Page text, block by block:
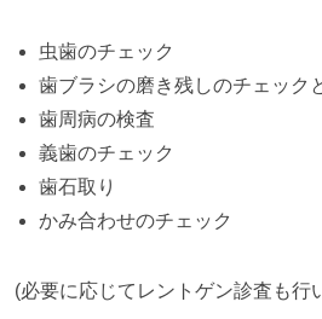
虫歯のチェック
歯ブラシの磨き残しのチェック
歯周病の検査
義歯のチェック
歯石取り
かみ合わせのチェック
(必要に応じてレントゲン診査も行